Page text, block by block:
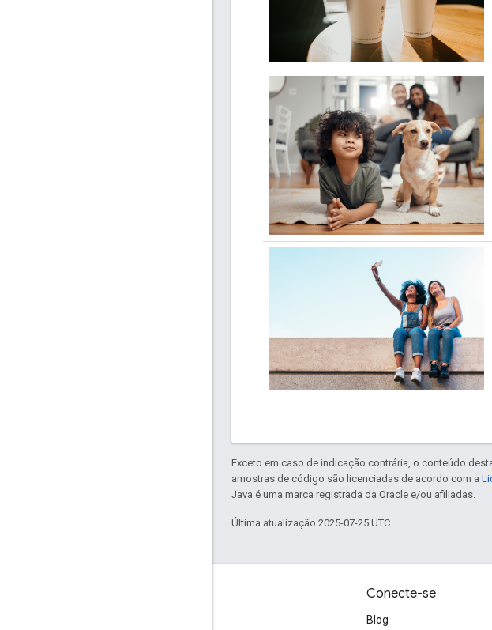
Exceto em caso de indicação contrária, o conteúdo
amostras de código são licenciadas de acordo com a
Java é uma marca registrada da Oracle e/ou afiliadas.
Última atualização 2025-07-25 UTC.
Conecte-se
Blog